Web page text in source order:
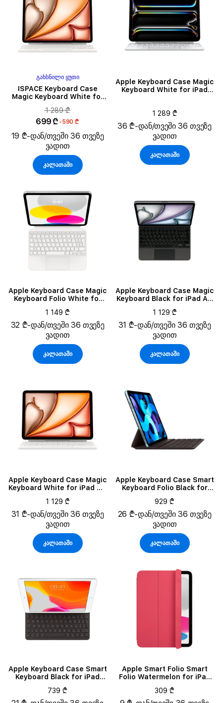
ᲒᲐᲮᲡᲜᲘᲚᲘ ᲧᲣᲗᲘ
ISPACE Keyboard Case
Magic Keyboard White for
1 289 ₾
699 ₾ -590 ₾
19 ₾-დან/თვეში 36 თვეზე
ვადით
კალათაში
Apple Keyboard Case Magic
Keyboard White for iPad
1 289 ₾
36 ₾-დან/თვეში 36 თვეზე
ვადით
კალათაში
Apple Keyboard Case Magic
Keyboard Folio White for
1 149 ₾
32 ₾-დან/თვეში 36 თვეზე
ვადით
კალათაში
Apple Keyboard Case Magic
Keyboard Black for iPad Air
1 129 ₾
31 ₾-დან/თვეში 36 თვეზე
ვადით
კალათაში
Apple Keyboard Case Magic
Keyboard White for iPad Air
1 129 ₾
31 ₾-დან/თვეში 36 თვეზე
ვადით
კალათაში
Apple Keyboard Case Smart
Keyboard Folio Black for
and 5th generation)/(6th
generation)
929 ₾
26 ₾-დან/თვეში 36 თვეზე
ვადით
კალათაში
Apple Keyboard Case Smart
Keyboard Black for iPad
generation)/iPad Air (3rd
generation)/iPad Pro 10.5-
739 ₾
Apple Smart Folio Smart
Folio Watermelon for iPad
309 ₾